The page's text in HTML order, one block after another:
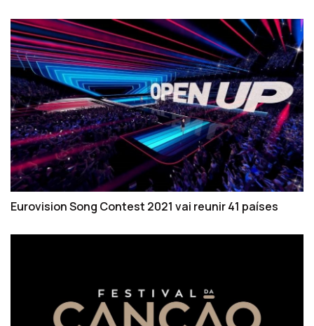
Eurovision Song Contest 2021 vai reunir 41 países